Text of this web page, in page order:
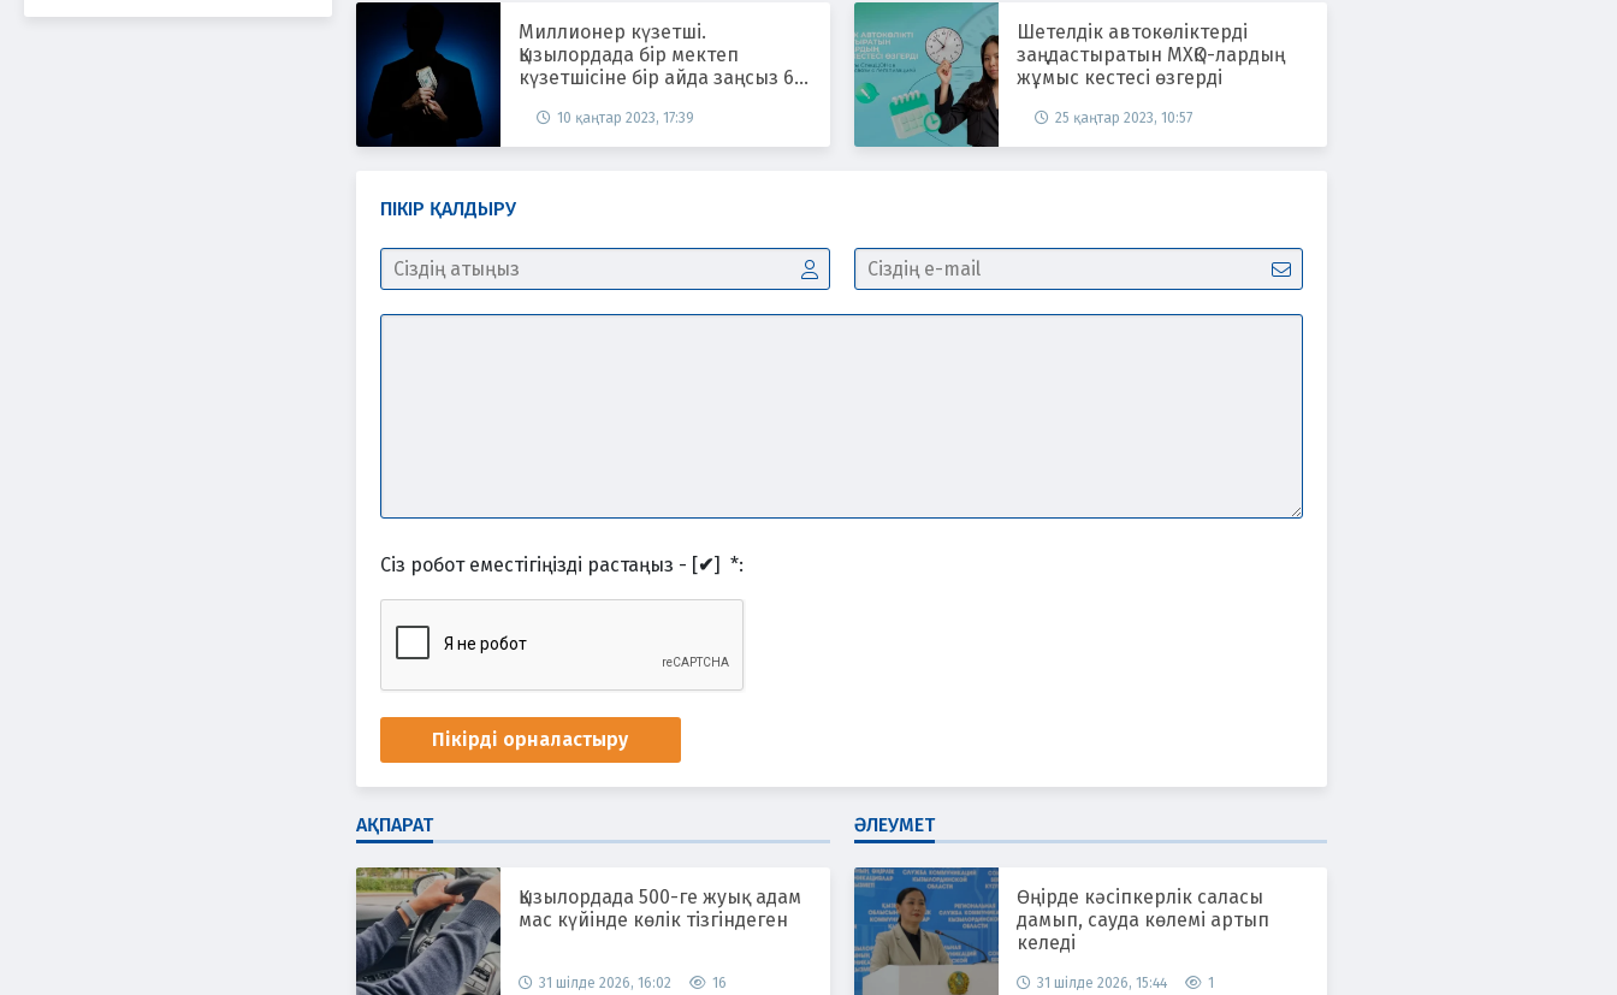
Миллионер күзетші.
Қызылордада бір мектеп
күзетшісіне бір айда заңсыз 6
10 қаңтар 2023, 17:39
Шетелдік автокөліктерді
заңдастыратын МХҚО-лардың
жұмыс кестесі өзгерді
25 қаңтар 2023, 10:57
ПІКІР ҚАЛДЫРУ
Сіз робот еместігіңізді растаңыз - [✔] *:
Пікірді орналастыру
АҚПАРАТ
Қызылордада 500-ге жуық адам
мас күйінде көлік тізгіндеген
31 шілде 2026, 16:02 16
ӘЛЕУМЕТ
Өңірде кәсіпкерлік саласы
дамып, сауда көлемі артып
келеді
31 шілде 2026, 15:44 1